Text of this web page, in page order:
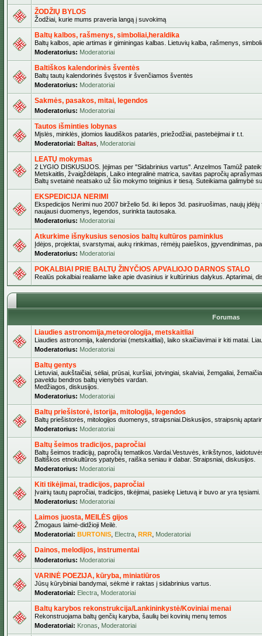
ŽODŽIŲ BYLOS
Žodžiai, kurie mums praveria langą į suvokimą
Baltų kalbos, rašmenys, simboliai,heraldika
Baltų kalbos, apie artimas ir giminingas kalbas. Lietuvių kalba, rašmenys,
Moderatorius: Moderatoriai
Baltiškos kalendorinės šventės
Baltų tautų kalendorinės švęstos ir švenčiamos šventės
Moderatorius: Moderatoriai
Sakmės, pasakos, mitai, legendos
Moderatorius: Moderatoriai
Tautos išminties lobynas
Mįslės, minklės, įdomios liaudiškos patarlės, priežodžiai, pastebėjimai ir t.t.
Moderatoriai: Baltas Moderatoriai
LEATŲ mokymas
2 LYGIO DISKUSIJOS. Įėjimas per "Sidabrinius vartus". Anzelmos Tamūž
Metskaitlis, žvaigždėlapis, Laiko integralinė matrica, savitas papročių
Baltų svetainė neatsako už šio mokymo teiginius ir tiesą. Suteikiama galimybė
EKSPEDICIJA NERIMI
Ekspedicijos Nerimi nuo 2007 birželio 5d. iki liepos 3d. pasiruošimas, naujų
naujausi duomenys, legendos, surinkta tautosaka.
Moderatorius: Moderatoriai
Atkurkime išnykusius senosios baltų kultūros paminklus
Įdėjos, projektai, svarstymai, aukų rinkimas, rėmėjų paieškos, įgyvendinimas,
Moderatorius: Moderatoriai
POKALBIAI PRIE BALTŲ ŽINYČIOS APVALIOJO DARNOS STALO
Realūs pokalbiai realiame laike apie dvasinius ir kultūrinius dalykus. Aptarimai,
Forumas
Liaudies astronomija,meteorologija, metskaitliai
Liaudies astronomija, kalendoriai (metskaitliai), laiko skaičiavimai ir kiti matai.
Moderatorius: Moderatoriai
Baltų gentys
Lietuviai, aukštaičiai, sėliai, prūsai, kuršiai, jotvingiai, skalviai, žemgaliai,
paveldu bendros baltų vienybės vardan.
Medžiagos, diskusijos.
Moderatorius: Moderatoriai
Baltų priešistorė, istorija, mitologija, legendos
Baltų priešistorės, mitologijos duomenys, straipsniai.Diskusijos, straipsnių
Moderatorius: Moderatoriai
Baltų šeimos tradicijos, papročiai
Baltų šeimos tradicijų, papročių tematikos.Vardai.Vestuvės, krikštynos,
Baltiškos etnokultūros ypatybės, raiška seniau ir dabar. Straipsniai, diskusijos.
Moderatorius: Moderatoriai
Kiti tikėjimai, tradicijos, papročiai
Įvairių tautų papročiai, tradicijos, tikėjimai, pasiekę Lietuvą ir buvo ar yra tęsiami.
Moderatorius: Moderatoriai
Laimos juosta, MEILĖS gijos
Žmogaus laimė-didžioji Meilė.
Moderatoriai: BURTONIS Electra RRR Moderatoriai
Dainos, melodijos, instrumentai
Moderatorius: Moderatoriai
VARINĖ POEZIJA, kūryba, miniatiūros
Jūsų kūrybiniai bandymai, sėkmė ir raktas į sidabrinius vartus.
Moderatoriai: Electra Moderatoriai
Baltų karybos rekonstrukcija/Lankininkystė/Koviniai menai
Rekonstruojama baltų genčių karyba, šaulių bei kovinių menų temos
Moderatoriai: Kronas Moderatoriai